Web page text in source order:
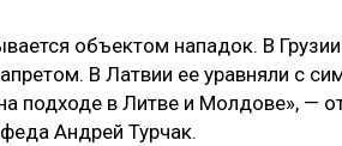
объектом нападок. В
В Латвии ее уравняли с
подходе в Литве и Молдове», —
Андрей Турчак.